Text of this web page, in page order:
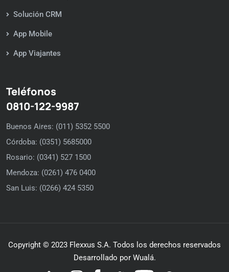
Solución CRM
App Mobile
App Viajantes
Teléfonos
0810-122-9987
Buenos Aires: (011) 5352 5500
Córdoba: (0351) 5685000
Rosario: (0341) 527 1500
Mendoza: (0261) 476 0400
San Luis: (0266) 424 5350
Copyright © 2023 Flexxus S.A. Todos los derechos reservados
Desarrollado por Wualá.